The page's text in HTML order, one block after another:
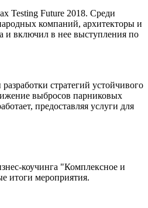
Testing Future 2018. Среди
компаний, архитекторы и
и включил в нее выступления по
стратегий устойчивого
выбросов парниковых
предоставляя услуги для
коучинга "Комплексное и
итоги мероприятия.